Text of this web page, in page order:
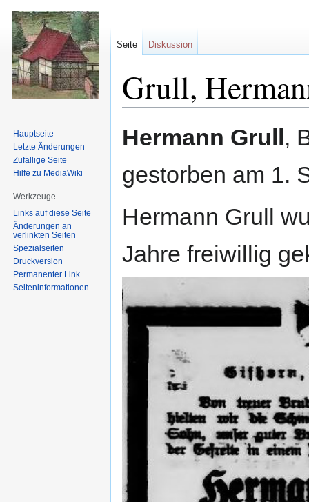
Grull,
Navigation
Suche
Hermann Grull ,
gestorben am 1.
Hermann Grull
Jahre freiwillig
Seite Diskussion
Hauptseite
Letzte Änderungen
Zufällige Seite
Hilfe zu MediaWiki
Werkzeuge
Links auf diese Seite
Änderungen an
verlinkten Seiten
Spezialseiten
Druckversion
Permanenter Link
Seiten­informationen